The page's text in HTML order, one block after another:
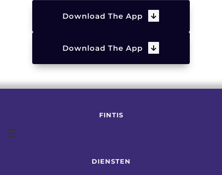
Download The App
Download The App
FINTIS
DIENSTEN